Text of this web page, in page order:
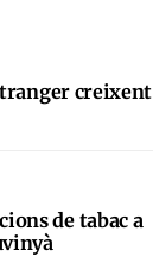
creixent
de tabac a